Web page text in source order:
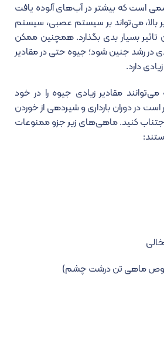
است که بیشتر در آب‌های آلوده یافت
بالا، می‌تواند بر سیستم عصبی، سیستم
بسیار بدی بگذارد. همچنین ممکن
رشد جنین شود؛ جیوه حتی در مقادیر
دارد.
مقادیر زیادی جیوه را در خود
است در دوران بارداری و شیردهی از خوردن
کنید. ماهی‌های زیر جزو ممنوعات
ماهی تن درشت چشم)